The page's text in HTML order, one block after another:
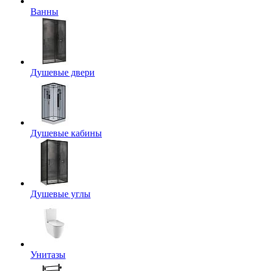
Ванны
Душевые двери
Душевые кабины
Душевые углы
Унитазы